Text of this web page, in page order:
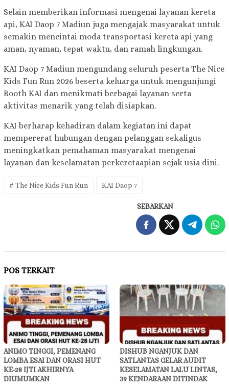
Selain memberikan informasi mengenai layanan kereta
api, KAI Daop 7 Madiun juga mengajak masyarakat untuk
semakin mencintai moda transportasi kereta api yang
aman, nyaman, tepat waktu, dan ramah lingkungan.
KAI Daop 7 Madiun mengundang seluruh peserta The Nice
Kids Fun Run 2026 beserta keluarga untuk mengunjungi
Booth KAI dan menikmati berbagai layanan serta
aktivitas menarik yang telah disiapkan.
KAI berharap kehadiran dalam kegiatan ini dapat
mempererat hubungan dengan pelanggan sekaligus
meningkatkan pemahaman masyarakat mengenai
layanan dan keselamatan perkeretaapian sejak usia dini.
# The Nice Kids Fun Run KAI Daop 7
SEBARKAN
POS TERKAIT
ANIMO TINGGI, PEMENANG
LOMBA ESAI DAN ORASI HUT
KE-28 IJTI AKHIRNYA
DIUMUMKAN
DISHUB NGANJUK DAN
SATLANTAS GELAR AUDIT
KESELAMATAN LALU LINTAS,
39 KENDARAAN DITINDAK